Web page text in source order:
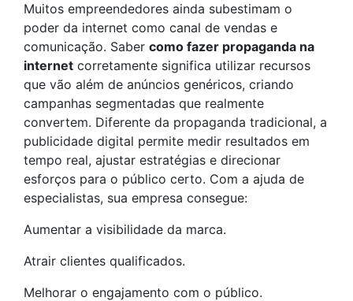
Muitos empreendedores ainda subestimam o
poder da internet como canal de vendas e
comunicação. Saber como fazer propaganda na
internet corretamente significa utilizar recursos
que vão além de anúncios genéricos, criando
campanhas segmentadas que realmente
convertem. Diferente da propaganda tradicional, a
publicidade digital permite medir resultados em
tempo real, ajustar estratégias e direcionar
esforços para o público certo. Com a ajuda de
especialistas, sua empresa consegue:
Aumentar a visibilidade da marca.
Atrair clientes qualificados.
Melhorar o engajamento com o público.